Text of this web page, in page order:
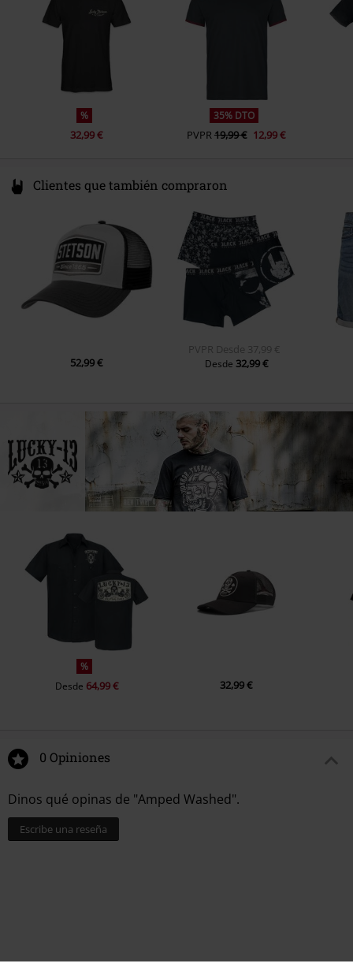
%
32,99 €
35% DTO
PVPR19,99 € 12,99 €
Clientes que también compraron
52,99 €
PVPR Desde 37,99 €
Desde 32,99 €
%
Desde 64,99 € 32,99 €
0 Opiniones
Dinos qué opinas de "Amped Washed".
Escribe una reseña